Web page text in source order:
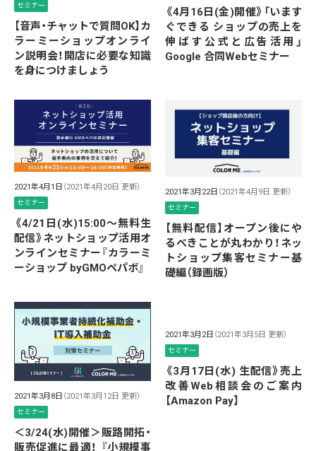
セミナー
【音声・チャットで質問OK】カ
ラーミーショップオンライ
ン説明会！開店に必要な知識
を身につけましょう
《4月16日(金)開催》「います
ぐできる ショップの売上を
伸ばす公式と広告活用」
Google 合同Webセミナー
2021年4月1日 （2021年4月20日 更新）
セミナー
《4/21日(水)15:00～無料生
配信》ネットショップ活用オ
ンラインセミナー『カラーミ
ーショップ byGMOペパボ』
2021年3月22日 （2021年4月9日 更新）
セミナー
【無料配信】オープン後にや
るべきことが丸わかり！ネッ
トショップ集客セミナー基
礎編（録画版）
2021年3月8日 （2021年3月12日 更新）
セミナー
＜3/24(水)開催＞販路開拓・
販売促進に最適！ 『小規模事
2021年3月2日 （2021年3月5日 更新）
セミナー
《3月17日(水) 生配信》売上
改善Web相談会のご案内
【Amazon Pay】